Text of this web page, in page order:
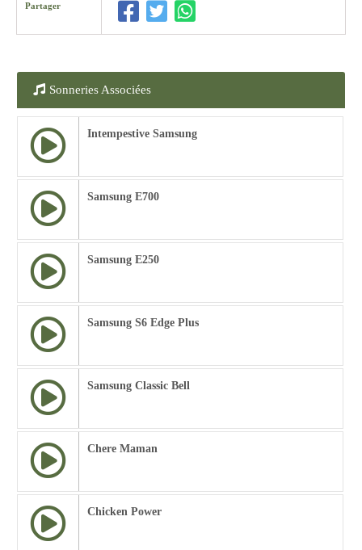
Partager
Sonneries Associées
Intempestive Samsung
Samsung E700
Samsung E250
Samsung S6 Edge Plus
Samsung Classic Bell
Chere Maman
Chicken Power